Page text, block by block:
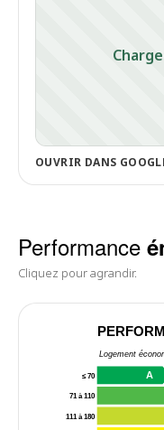
OUVRIR DANS
Performance
Cliquez pour agrandir.
Logement
≤ 70 A
71 à 110
111 à 180